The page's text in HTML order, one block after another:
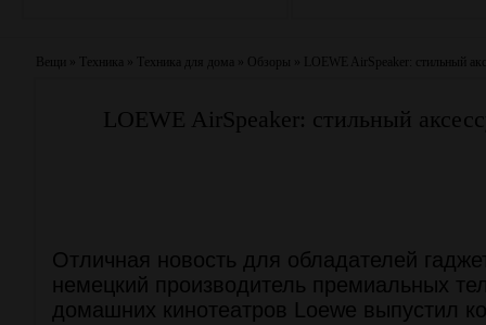
Вещи » Техника » Техника для дома » Обзоры » LOEWE AirSpeaker: cтильный
LOEWE AirSpeaker: cтильный
Отличная новость для обладателей
немецкий производитель премиальных
домашних кинотеатров Loewe выпустил